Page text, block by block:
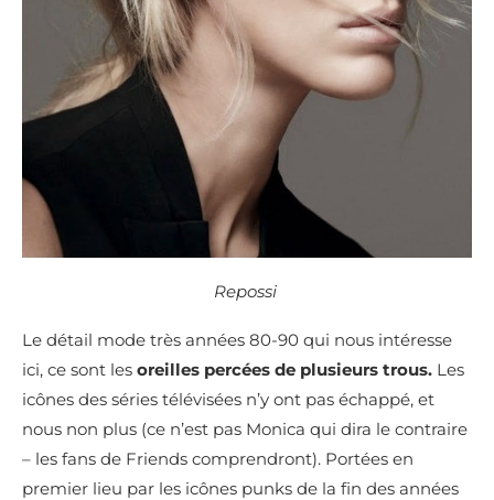
Repossi
Le détail mode très années 80-90 qui nous intéresse
ici, ce sont les oreilles percées de plusieurs trous. Les
icônes des séries télévisées n’y ont pas échappé, et
nous non plus (ce n’est pas Monica qui dira le contraire
– les fans de Friends comprendront). Portées en
premier lieu par les icônes punks de la fin des années